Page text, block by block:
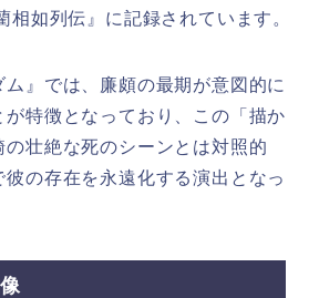
相如列伝』に記録されています。
』では、廉頗の最期が意図的に
特徴となっており、この「描か
の壮絶な死のシーンとは対照的
の存在を永遠化する演出となっ